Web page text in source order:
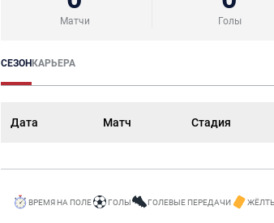
Матчи Голы
СЕЗОНКАРЬЕРА
Дата Матч Стадия
ВРЕМЯ НА ПОЛЕ ГОЛЫ ГОЛЕВЫЕ ПЕРЕДАЧИ